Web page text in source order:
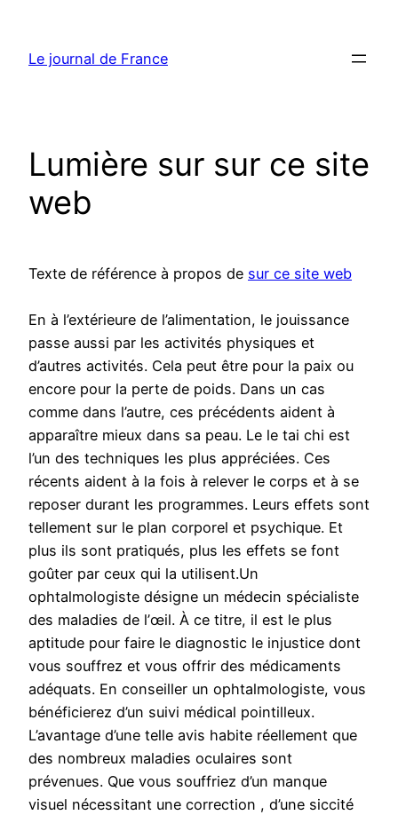
contenu
Le journal de France
Lumière sur sur ce site
web
Texte de référence à propos de sur ce site web
En à l’extérieure de l’alimentation, le jouissance
passe aussi par les activités physiques et
d’autres activités. Cela peut être pour la paix ou
encore pour la perte de poids. Dans un cas
comme dans l’autre, ces précédents aident à
apparaître mieux dans sa peau. Le le tai chi est
l’un des techniques les plus appréciées. Ces
récents aident à la fois à relever le corps et à se
reposer durant les programmes. Leurs effets sont
tellement sur le plan corporel et psychique. Et
plus ils sont pratiqués, plus les effets se font
goûter par ceux qui la utilisent.Un
ophtalmologiste désigne un médecin spécialiste
des maladies de l’œil. À ce titre, il est le plus
aptitude pour faire le diagnostic le injustice dont
vous souffrez et vous offrir des médicaments
adéquats. En conseiller un ophtalmologiste, vous
bénéficierez d’un suivi médical pointilleux.
L’avantage d’une telle avis habite réellement que
des nombreux maladies oculaires sont
prévenues. Que vous souffriez d’un manque
visuel nécessitant une correction , d’une siccité